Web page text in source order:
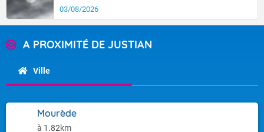
03/08/2026
A PROXIMITÉ DE JUSTIAN
Ville
Mourède
à 1.82km